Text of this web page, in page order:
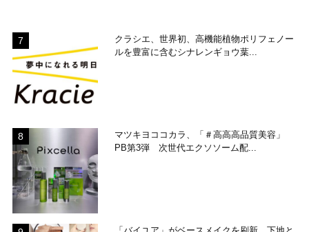
クラシエ、世界初、高機能植物ポリフェノー
ルを豊富に含むシナレンギョウ葉...
マツキヨココカラ、「＃高高高品質美容」
PB第3弾 次世代エクソソーム配...